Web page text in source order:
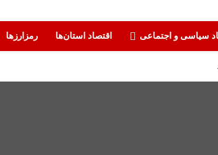
سیاسی و اجتماعی اقتصاد استان‌ها رمزارزها